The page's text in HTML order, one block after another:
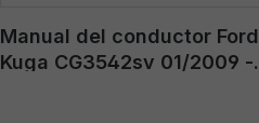
Manual del conductor Ford
Kuga CG3542sv 01/2009 -